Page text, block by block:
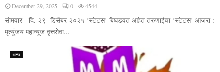
December 29, 2025 0 4544
सोमवार दि. २९ डिसेंबर २०२५ ‘स्टेटस’ बिघडवत आहेत तरुणाईचा ‘स्टेटस’ आजरा :
मृत्युंजय महान्यूज वृत्तसेवा...
अन्य